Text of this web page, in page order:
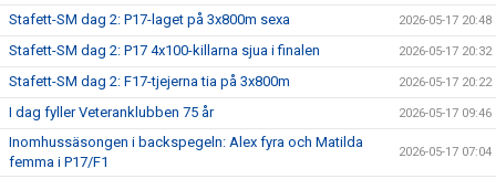
Stafett-SM dag 2: P17-laget på 3x800m sexa 2026-05-17 20:48
Stafett-SM dag 2: P17 4x100-killarna sjua i finalen 2026-05-17 20:32
Stafett-SM dag 2: F17-tjejerna tia på 3x800m 2026-05-17 20:22
I dag fyller Veteranklubben 75 år 2026-05-17 09:46
Inomhussäsongen i backspegeln: Alex fyra och Matilda
femma i P17/F1
2026-05-17 07:04